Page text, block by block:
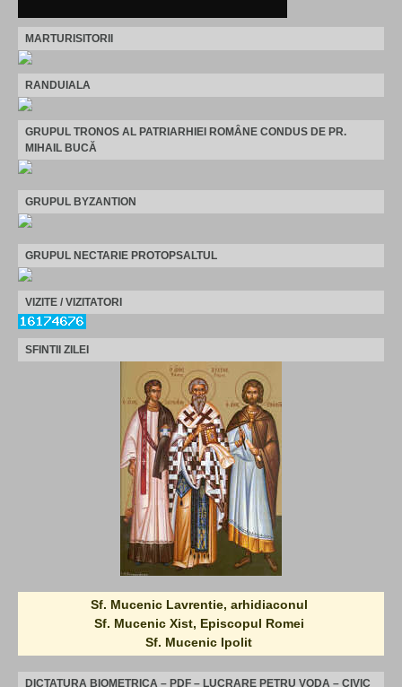
MARTURISITORII
RANDUIALA
GRUPUL TRONOS AL PATRIARHIEI ROMÂNE CONDUS DE PR.
MIHAIL BUCĂ
GRUPUL BYZANTION
GRUPUL NECTARIE PROTOPSALTUL
VIZITE / VIZITATORI
SFINTII ZILEI
Sf. Mucenic Lavrentie, arhidiaconul
Sf. Mucenic Xist, Episcopul Romei
Sf. Mucenic Ipolit
DICTATURA BIOMETRICA – PDF – LUCRARE PETRU VODA – CIVIC